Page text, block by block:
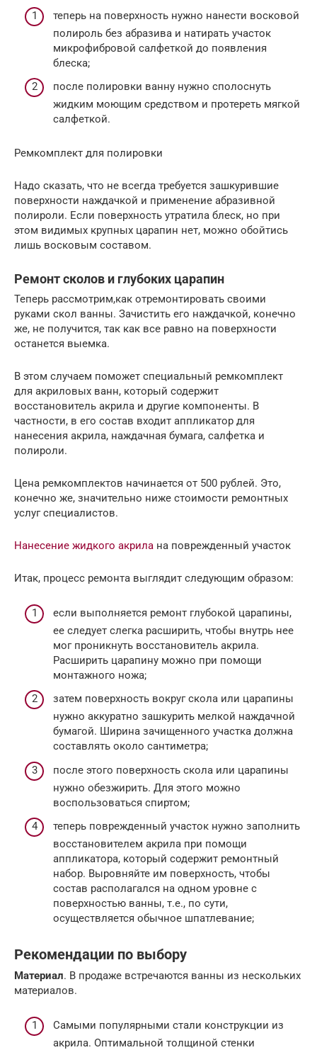
теперь на поверхность нужно нанести восковой
полироль без абразива и натирать участок
микрофибровой салфеткой до появления
блеска;
после полировки ванну нужно сполоснуть
жидким моющим средством и протереть мягкой
салфеткой.
Ремкомплект для полировки
Надо сказать, что не всегда требуется зашкурившие
поверхности наждачкой и применение абразивной
полироли. Если поверхность утратила блеск, но при
этом видимых крупных царапин нет, можно обойтись
лишь восковым составом.
Ремонт сколов и глубоких царапин
Теперь рассмотрим,как отремонтировать своими
руками скол ванны. Зачистить его наждачкой, конечно
же, не получится, так как все равно на поверхности
останется выемка.
В этом случаем поможет специальный ремкомплект
для акриловых ванн, который содержит
восстановитель акрила и другие компоненты. В
частности, в его состав входит аппликатор для
нанесения акрила, наждачная бумага, салфетка и
полироли.
Цена ремкомплектов начинается от 500 рублей. Это,
конечно же, значительно ниже стоимости ремонтных
услуг специалистов.
Нанесение жидкого акрила на поврежденный участок
Итак, процесс ремонта выглядит следующим образом:
если выполняется ремонт глубокой царапины,
ее следует слегка расширить, чтобы внутрь нее
мог проникнуть восстановитель акрила.
Расширить царапину можно при помощи
монтажного ножа;
затем поверхность вокруг скола или царапины
нужно аккуратно зашкурить мелкой наждачной
бумагой. Ширина зачищенного участка должна
составлять около сантиметра;
после этого поверхность скола или царапины
нужно обезжирить. Для этого можно
воспользоваться спиртом;
теперь поврежденный участок нужно заполнить
восстановителем акрила при помощи
аппликатора, который содержит ремонтный
набор. Выровняйте им поверхность, чтобы
состав располагался на одном уровне с
поверхностью ванны, т.е., по сути,
осуществляется обычное шпатлевание;
Рекомендации по выбору
Материал. В продаже встречаются ванны из нескольких
материалов.
Самыми популярными стали конструкции из
акрила. Оптимальной толщиной стенки